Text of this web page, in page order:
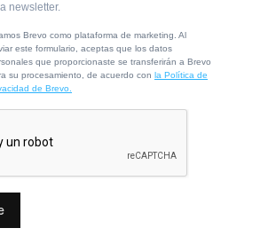
newsletter.
Brevo como plataforma de marketing. Al
este formulario, aceptas que los datos
que proporcionaste se transferirán a Brevo
su procesamiento, de acuerdo con la Política de
de Brevo.